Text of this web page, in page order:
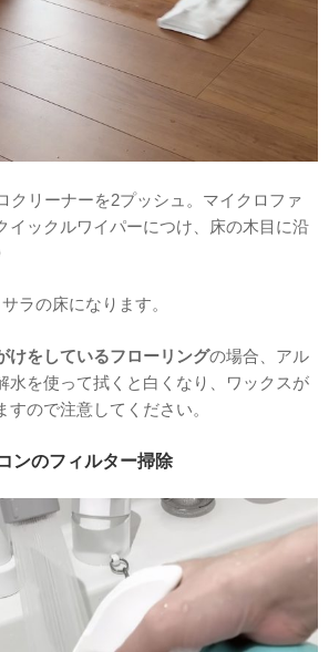
クリーナーを2プッシュ。マイクロファ
イックルワイパーにつけ、床の木目に沿
ラの床になります。
けをしているフローリングの場合、アル
水を使って拭くと白くなり、ワックスが
ので注意してください。
ンのフィルター掃除